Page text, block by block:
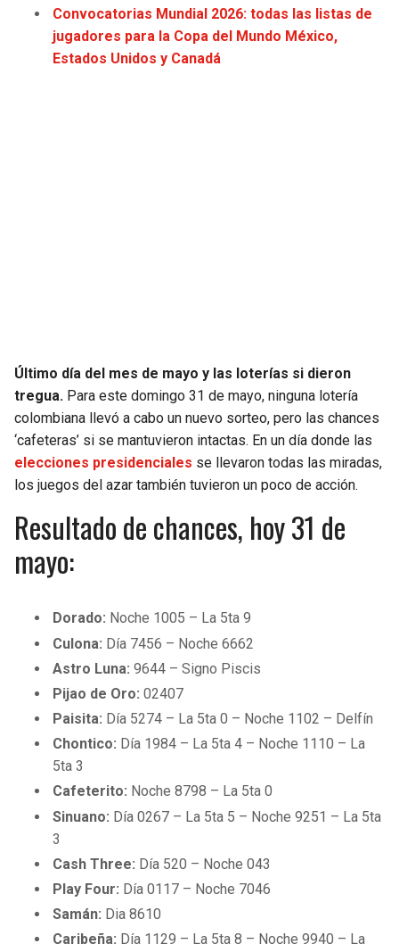
GIANTS
EAGLES
LIONS
PACKERS
VIKINGS
FALCONS
PANTHERS
SAINTS
LAKERS
SUNS
NUGGETS
TIMBERWOLVES
THUNDER
TRAIL BLAZERS
JAZZ
Convocatorias Mundial 2026: todas las listas de
jugadores para la Copa del Mundo México,
Estados Unidos y Canadá
Último día del mes de mayo y las loterías si dieron
tregua. Para este domingo 31 de mayo, ninguna lotería
colombiana llevó a cabo un nuevo sorteo, pero las chances
‘cafeteras’ si se mantuvieron intactas. En un día donde las
elecciones presidenciales se llevaron todas las miradas,
los juegos del azar también tuvieron un poco de acción.
Resultado de chances, hoy 31 de
mayo:
Dorado: Noche 1005 – La 5ta 9
Culona: Día 7456 – Noche 6662
Astro Luna: 9644 – Signo Piscis
Pijao de Oro:02407
Paisita: Día 5274 – La 5ta 0 – Noche 1102 – Delfín
Chontico: Día 1984 – La 5ta 4 – Noche 1110 – La
5ta 3
Cafeterito: Noche 8798 – La 5ta 0
Sinuano: Día 0267 – La 5ta 5 – Noche 9251 – La 5ta
3
Cash Three: Día 520 – Noche 043
Play Four: Día 0117 – Noche 7046
Samán: Dia 8610
Caribeña: Día 1129 – La 5ta 8 – Noche 9940 – La